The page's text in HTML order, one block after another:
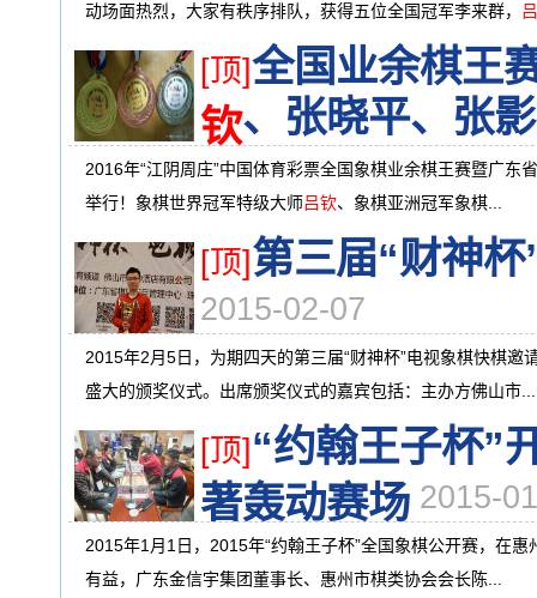
动场面热烈，大家有秩序排队，获得五位全国冠军李来群，
[顶]全国业余棋王
钦、张晓平、张
2016年“江阴周庄”中国体育彩票全国象棋业余棋王赛暨广东
举行！象棋世界冠军特级大师吕钦、象棋亚洲冠军象棋...
[顶]第三届“财神
2015-02-07
2015年2月5日，为期四天的第三届“财神杯”电视象棋快棋
盛大的颁奖仪式。出席颁奖仪式的嘉宾包括：主办方佛山市...
[顶] “约翰王子杯”
著轰动赛场 2015-
2015年1月1日，2015年“约翰王子杯”全国象棋公开赛，在
有益，广东金信宇集团董事长、惠州市棋类协会会长陈...